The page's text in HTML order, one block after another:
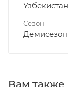
Узбекистан
Сезон
Демисезон
Вам также